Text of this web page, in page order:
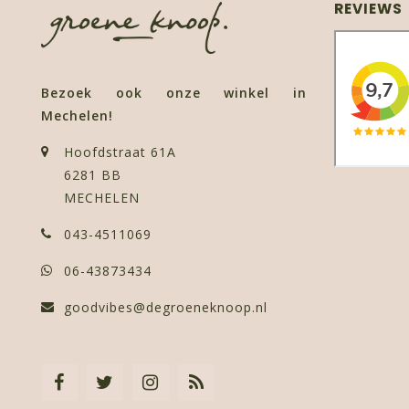
Bezoek ook onze winkel in
Mechelen!
Hoofdstraat 61A
6281 BB
MECHELEN
043-4511069
06-43873434
goodvibes@degroeneknoop.nl
REVIEWS